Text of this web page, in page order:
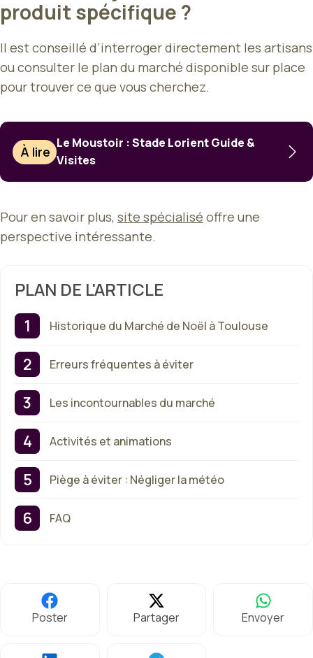
produit spécifique ?
Il est conseillé d’interroger directement les artisans
ou consulter le plan du marché disponible sur place
pour trouver ce que vous cherchez.
À lire
Le Moustoir : Stade Lorient Guide &
Visites
Pour en savoir plus, site spécialisé offre une
perspective intéressante.
PLAN DE L'ARTICLE
Historique du Marché de Noël à Toulouse
Erreurs fréquentes à éviter
Les incontournables du marché
Activités et animations
Piège à éviter : Négliger la météo
FAQ
Poster Partager Envoyer